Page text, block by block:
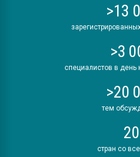
>13
>3
специалистов в
>20
тем
20
стран со